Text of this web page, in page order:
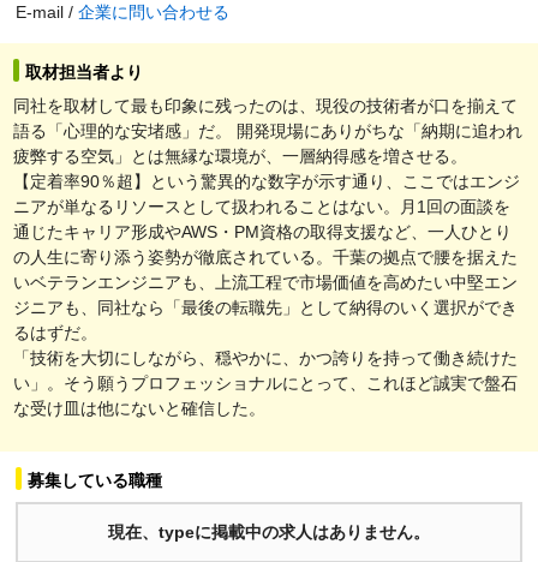
E-mail / 企業に問い合わせる
取材担当者より
同社を取材して最も印象に残ったのは、現役の技術者が口を揃えて
語る「心理的な安堵感」だ。 開発現場にありがちな「納期に追われ
疲弊する空気」とは無縁な環境が、一層納得感を増させる。
【定着率90％超】という驚異的な数字が示す通り、ここではエンジ
ニアが単なるリソースとして扱われることはない。月1回の面談を
通じたキャリア形成やAWS・PM資格の取得支援など、一人ひとり
の人生に寄り添う姿勢が徹底されている。千葉の拠点で腰を据えた
いベテランエンジニアも、上流工程で市場価値を高めたい中堅エン
ジニアも、同社なら「最後の転職先」として納得のいく選択ができ
るはずだ。
「技術を大切にしながら、穏やかに、かつ誇りを持って働き続けた
い」。そう願うプロフェッショナルにとって、これほど誠実で盤石
な受け皿は他にないと確信した。
募集している職種
現在、typeに掲載中の求人はありません。